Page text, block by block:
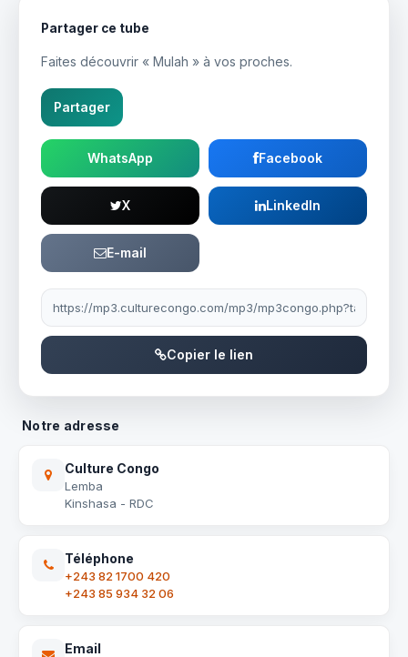
Partager ce tube
Faites découvrir « Mulah » à vos proches.
Partager
WhatsApp Facebook
X LinkedIn
E-mail
Lien à partager
Copier le lien
Notre adresse
Culture Congo
Lemba
Kinshasa - RDC
Téléphone
+243 82 1700 420
+243 85 934 32 06
Email